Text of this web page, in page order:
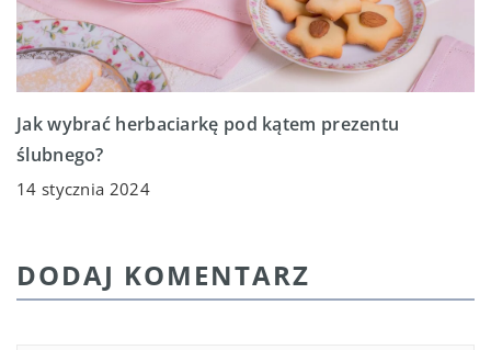
Jak wybrać herbaciarkę pod kątem prezentu
ślubnego?
14 stycznia 2024
DODAJ KOMENTARZ